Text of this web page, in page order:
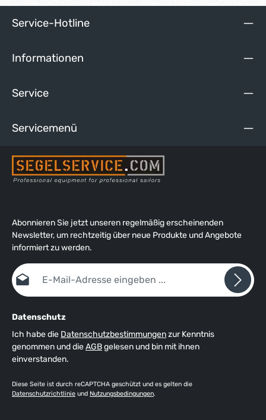
Service-Hotline
Informationen
Service
Servicemenü
Abonnieren Sie jetzt unseren regelmäßig erscheinenden
Newsletter, um rechtzeitig über neue Produkte und Angebote
informiert zu werden.
E-Mail-Adresse*
Datenschutz
Ich habe die Datenschutzbestimmungenzur Kenntnis
genommen und dieAGBgelesen und bin mit ihnen
einverstanden.
Diese Seite ist durch reCAPTCHA geschützt und es gelten die
Datenschutzrichtlinie und Nutzungsbedingungen.